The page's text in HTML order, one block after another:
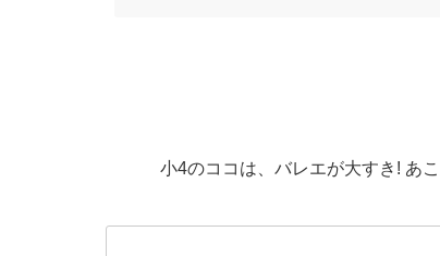
小4のココは、バレエが大すき! あ